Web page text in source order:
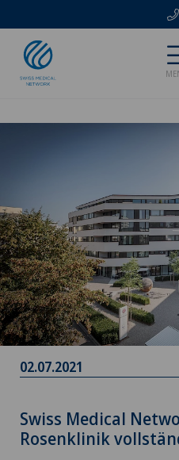
02.07.2021
Swiss Medical
Rosenklinik